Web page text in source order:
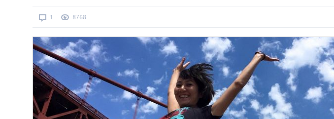
Алматы
Афины
Киев
Лондон
1 8768